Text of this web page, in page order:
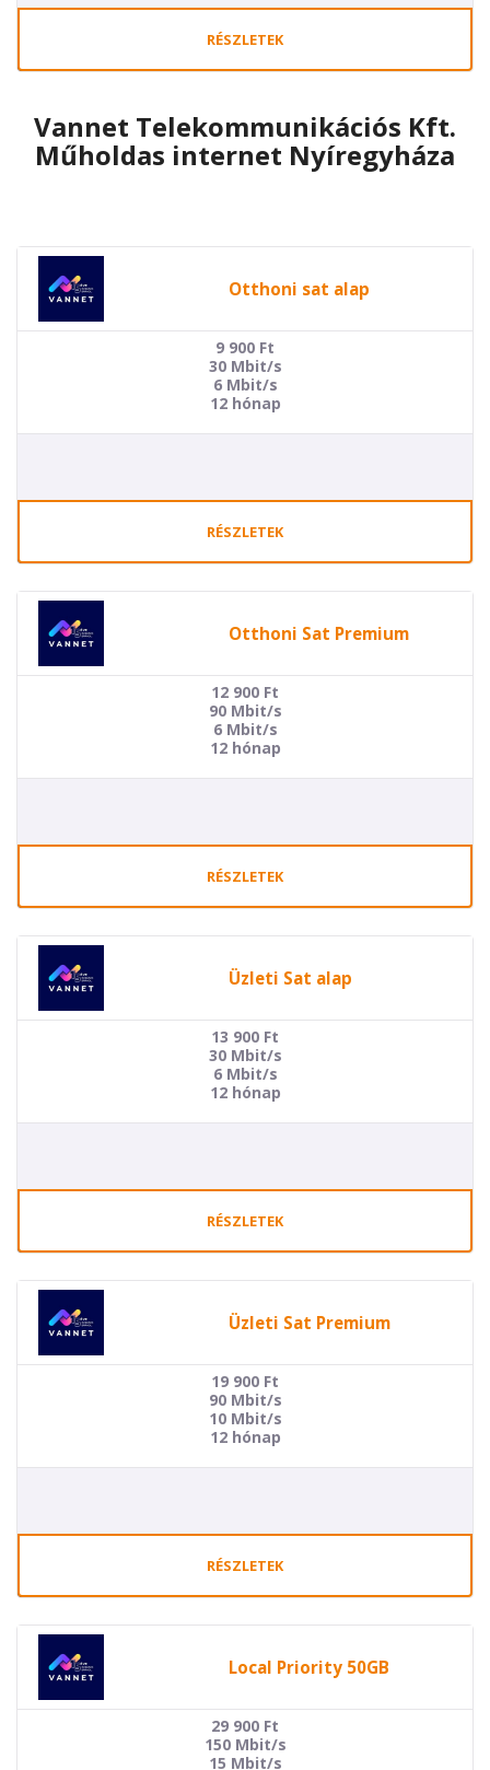
RÉSZLETEK
Vannet Telekommunikációs Kft.
Műholdas internet Nyíregyháza
Otthoni sat alap
9 900 Ft
30 Mbit/s
6 Mbit/s
12 hónap
RÉSZLETEK
Otthoni Sat Premium
12 900 Ft
90 Mbit/s
6 Mbit/s
12 hónap
RÉSZLETEK
Üzleti Sat alap
13 900 Ft
30 Mbit/s
6 Mbit/s
12 hónap
RÉSZLETEK
Üzleti Sat Premium
19 900 Ft
90 Mbit/s
10 Mbit/s
12 hónap
RÉSZLETEK
Local Priority 50GB
29 900 Ft
150 Mbit/s
15 Mbit/s